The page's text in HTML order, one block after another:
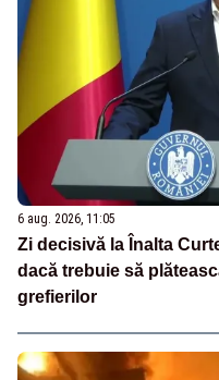
6 aug. 2026, 11:05
Zi decisivă la Înalta
dacă trebuie să
grefierilor